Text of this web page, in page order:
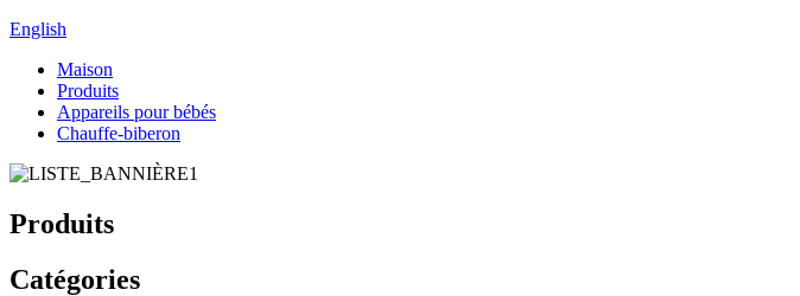
English
Maison
Produits
Appareils pour bébés
Chauffe-biberon
Produits
Catégories